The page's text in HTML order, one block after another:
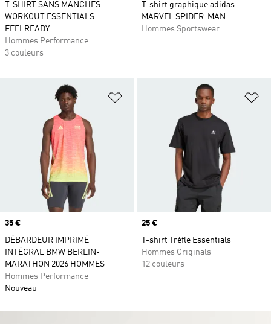
T-SHIRT SANS MANCHES
WORKOUT ESSENTIALS
FEELREADY
Hommes Performance
3 couleurs
T-shirt graphique adidas
MARVEL SPIDER-MAN
Hommes Sportswear
Ajouter à la Liste de produits
Prix
35 €
DÉBARDEUR IMPRIMÉ
INTÉGRAL BMW BERLIN-
MARATHON 2026 HOMMES
Hommes Performance
Nouveau
Prix
25 €
T-shirt Trèfle Essentials
Hommes Originals
12 couleurs